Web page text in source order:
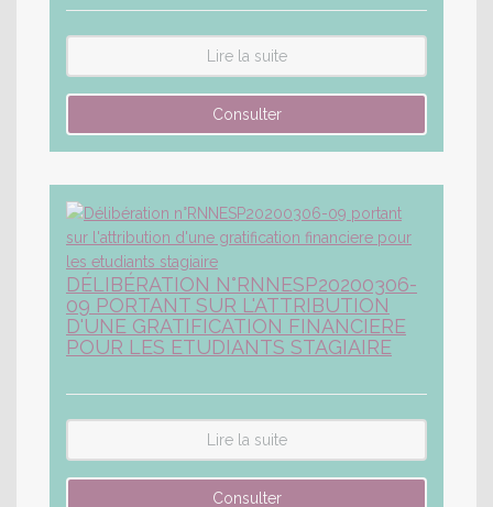
Lire la suite
DÉLIBÉRATION N°RNNESP20200306-
09 PORTANT SUR L'ATTRIBUTION
D'UNE GRATIFICATION FINANCIERE
POUR LES ETUDIANTS STAGIAIRE
Lire la suite